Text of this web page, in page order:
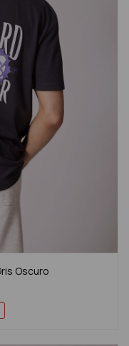
Oscuro